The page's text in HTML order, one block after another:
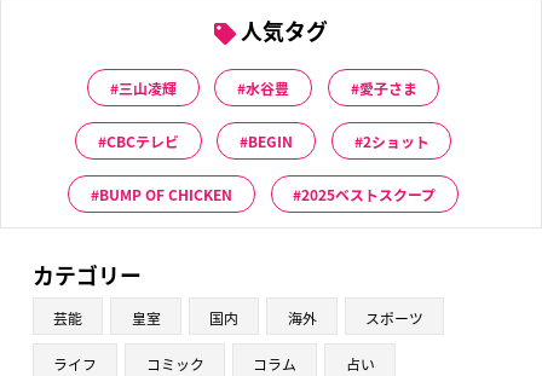
人気タグ
三山凌輝 水谷豊 愛子さま
CBCテレビ BEGIN 2ショット
BUMP OF CHICKEN 2025ベストスクープ
カテゴリー
芸能 皇室 国内 海外 スポーツ
ライフ コミック コラム 占い